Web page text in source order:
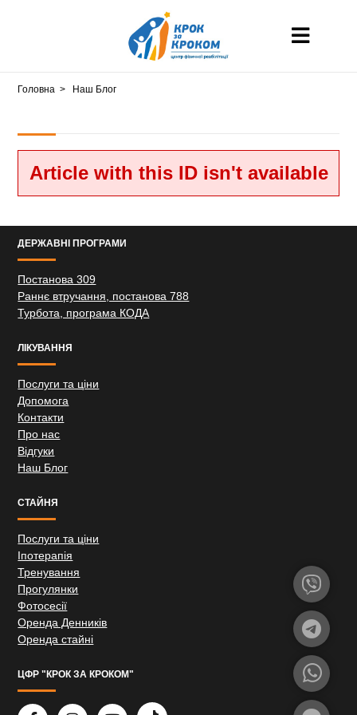
Головна Наш Блог
Article with this ID isn't available
ДЕРЖАВНІ ПРОГРАМИ
Постанова 309
Раннє втручання, постанова 788
Турбота, програма КОДА
ЛІКУВАННЯ
Послуги та ціни
Допомога
Контакти
Про нас
Відгуки
Наш Блог
СТАЙНЯ
Послуги та ціни
Іпотерапія
Тренування
Прогулянки
Фотосесії
Оренда Денників
Оренда стайні
ЦФР "КРОК ЗА КРОКОМ"